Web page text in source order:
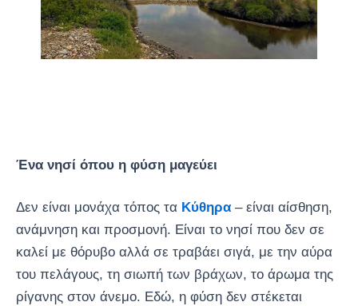
Ένα νησί όπου η φύση μαγεύει
Δεν είναι μονάχα τόπος τα Κύθηρα – είναι αίσθηση,
ανάμνηση και προσμονή. Είναι το νησί που δεν σε
καλεί με θόρυβο αλλά σε τραβάει σιγά, με την αύρα
του πελάγους, τη σιωπή των βράχων, το άρωμα της
ρίγανης στον άνεμο. Εδώ, η φύση δεν στέκεται